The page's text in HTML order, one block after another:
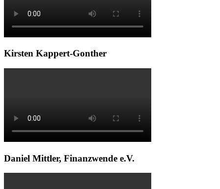
Kirsten Kappert-Gonther
Daniel Mittler, Finanzwende e.V.